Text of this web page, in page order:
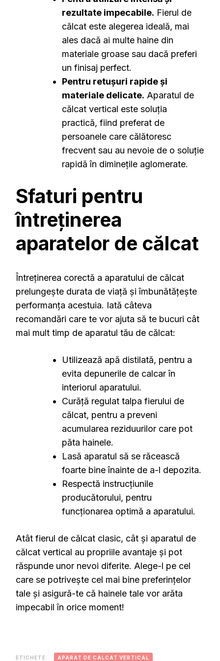
rezultate impecabile. Fierul de
călcat este alegerea ideală, mai
ales dacă ai multe haine din
materiale groase sau dacă preferi
un finisaj perfect.
Pentru retușuri rapide și
materiale delicate. Aparatul de
călcat vertical este soluția
practică, fiind preferat de
persoanele care călătoresc
frecvent sau au nevoie de o soluție
rapidă în diminețile aglomerate.
Sfaturi pentru
întreținerea
aparatelor de călcat
Întreținerea corectă a aparatului de călcat
prelungește durata de viață și îmbunătățește
performanța acestuia. Iată câteva
recomandări care te vor ajuta să te bucuri cât
mai mult timp de aparatul tău de călcat:
Utilizează apă distilată, pentru a
evita depunerile de calcar în
interiorul aparatului.
Curăță regulat talpa fierului de
călcat, pentru a preveni
acumularea reziduurilor care pot
păta hainele.
Lasă aparatul să se răcească
foarte bine înainte de a-l depozita.
Respectă instrucțiunile
producătorului, pentru
funcționarea optimă a aparatului.
Atât fierul de călcat clasic, cât și aparatul de
călcat vertical au propriile avantaje și pot
răspunde unor nevoi diferite. Alege-l pe cel
care se potrivește cel mai bine preferințelor
tale și asigură-te că hainele tale vor arăta
impecabil în orice moment!
ETICHETE: APARAT DE CALCAT VERTICAL